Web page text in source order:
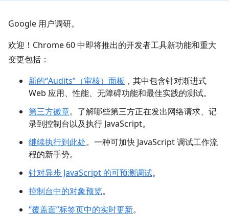
Google 用户调研。
欢迎！Chrome 60 中即将推出的开发者工具新功能和重大
变更包括：
新的“Audits”（审核）面板 ，其中包含针对渐进式
Web 应用、性能、无障碍功能和最佳实践的测试。
第三方徽章。了解哪些第三方正在发出网络请求、记
录到控制台以及执行 JavaScript。
继续执行到此处。一种可加快 JavaScript 调试工作流
程的新手势。
针对异步 JavaScript 的可预测调试。
控制台中的对象预览。
“覆盖面”标签页中的实时更新。